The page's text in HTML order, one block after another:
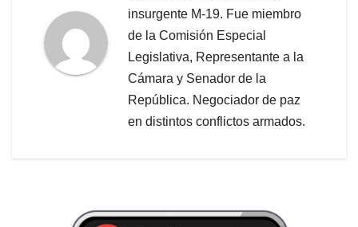
insurgente M-19. Fue miembro
de la Comisión Especial
Legislativa, Representante a la
Cámara y Senador de la
República. Negociador de paz
en distintos conflictos armados.